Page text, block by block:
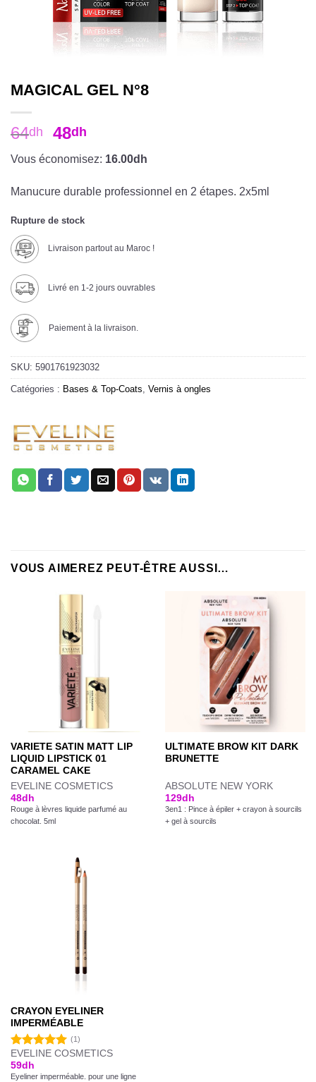
MAGICAL GEL N°8
64dh 48dh
Vous économisez: 16.00dh
Manucure durable professionnel en 2 étapes. 2x5ml
Rupture de stock
Livraison partout au Maroc !
Livré en 1-2 jours ouvrables
Paiement à la livraison.
SKU: 5901761923032
Catégories : Bases & Top-Coats, Vernis à ongles
VOUS AIMEREZ PEUT-ÊTRE AUSSI…
VARIETE SATIN MATT LIP
LIQUID LIPSTICK 01
CARAMEL CAKE
EVELINE COSMETICS
48dh
Rouge à lèvres liquide parfumé au
chocolat. 5ml
ULTIMATE BROW KIT DARK
BRUNETTE
ABSOLUTE NEW YORK
129dh
3en1 : Pince à épiler + crayon à sourcils
+ gel à sourcils
CRAYON EYELINER
IMPERMÉABLE
Note5.00
sur 5
(1)
EVELINE COSMETICS
59dh
Eyeliner imperméable. pour une ligne